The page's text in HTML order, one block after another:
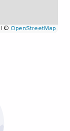
| © OpenStreetMap